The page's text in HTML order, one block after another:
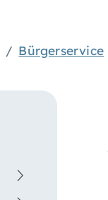
Bürgerservice